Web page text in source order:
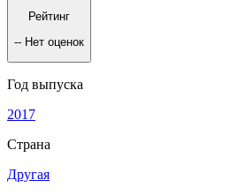
Рейтинг
-- Нет оценок
Год выпуска
2017
Страна
Другая